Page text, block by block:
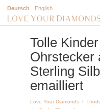
Deutsch English
Tolle
Ohrstecker
Sterling
emailliert
Love Your Diamonds